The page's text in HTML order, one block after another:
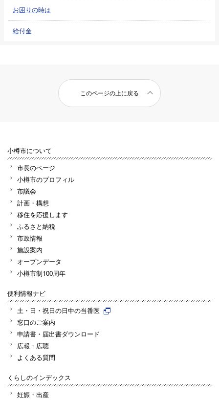
お困りの時は
給付金
このページの上に戻る
小樽市について
市長のページ
小樽市のプロフィル
市議会
計画・構想
移住を応援します
ふるさと納税
市政情報
施設案内
オープンデータ
小樽市制100周年
便利情報ナビ
土・日・祝日の日中の当番医
窓口のご案内
申請書・届出書ダウンロード
広報・広聴
よくある質問
くらしのインデックス
妊娠・出産